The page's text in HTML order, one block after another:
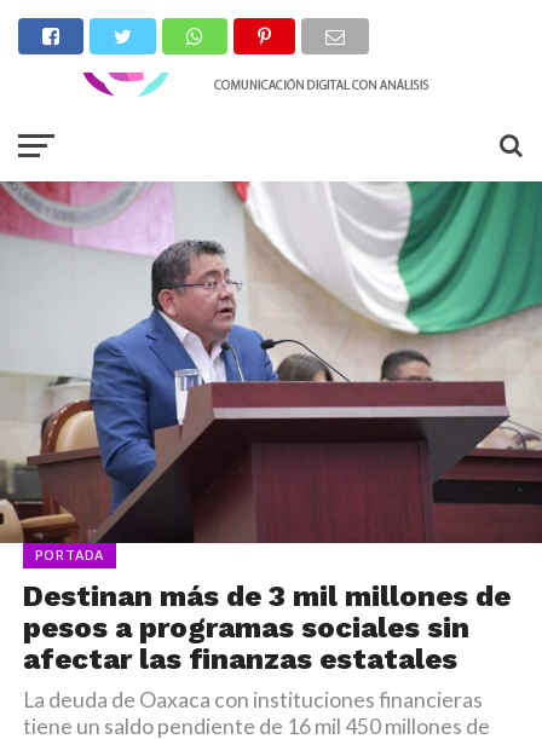
PORTADA
Destinan más de 3 mil millones de
pesos a programas sociales sin
afectar las finanzas estatales
La deuda de Oaxaca con instituciones financieras
tiene un saldo pendiente de 16 mil 450 millones de